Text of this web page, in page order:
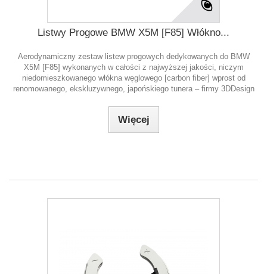
Listwy Progowe BMW X5M [F85] Włókno...
Aerodynamiczny zestaw listew progowych dedykowanych do BMW
X5M [F85] wykonanych w całości z najwyższej jakości, niczym
niedomieszkowanego włókna węglowego [carbon fiber] wprost od
renomowanego, ekskluzywnego, japońskiego tunera – firmy 3DDesign
Więcej